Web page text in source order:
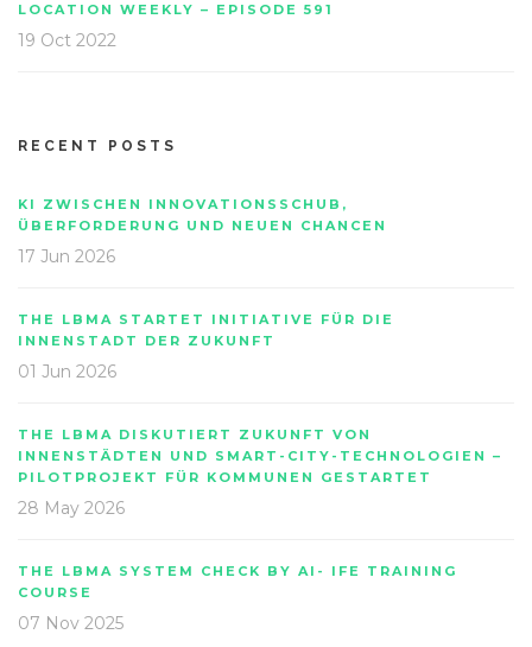
LOCATION WEEKLY – EPISODE 591
19 Oct 2022
RECENT POSTS
KI ZWISCHEN INNOVATIONSSCHUB,
ÜBERFORDERUNG UND NEUEN CHANCEN
17 Jun 2026
THE LBMA STARTET INITIATIVE FÜR DIE
INNENSTADT DER ZUKUNFT
01 Jun 2026
THE LBMA DISKUTIERT ZUKUNFT VON
INNENSTÄDTEN UND SMART-CITY-TECHNOLOGIEN –
PILOTPROJEKT FÜR KOMMUNEN GESTARTET
28 May 2026
THE LBMA SYSTEM CHECK BY AI- IFE TRAINING
COURSE
07 Nov 2025